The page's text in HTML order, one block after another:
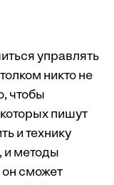
управлять
никто не
чтобы
пишут
и технику
и методы
сможет